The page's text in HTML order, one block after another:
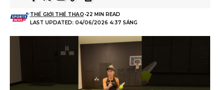
LAST UPDATED: 04/06/2026 4:37 SÁNG
THẾ GIỚI THỂ THAO 22 MIN READ